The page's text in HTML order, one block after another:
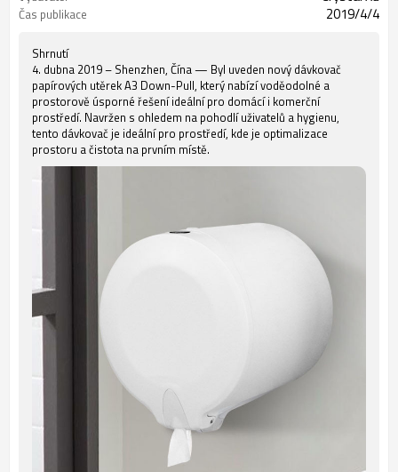
Čas publikace 2019/4/4
Shrnutí
4. dubna 2019 – Shenzhen, Čína — Byl uveden nový dávkovač
papírových utěrek A3 Down-Pull, který nabízí voděodolné a
prostorově úsporné řešení ideální pro domácí i komerční
prostředí. Navržen s ohledem na pohodlí uživatelů a hygienu,
tento dávkovač je ideální pro prostředí, kde je optimalizace
prostoru a čistota na prvním místě.